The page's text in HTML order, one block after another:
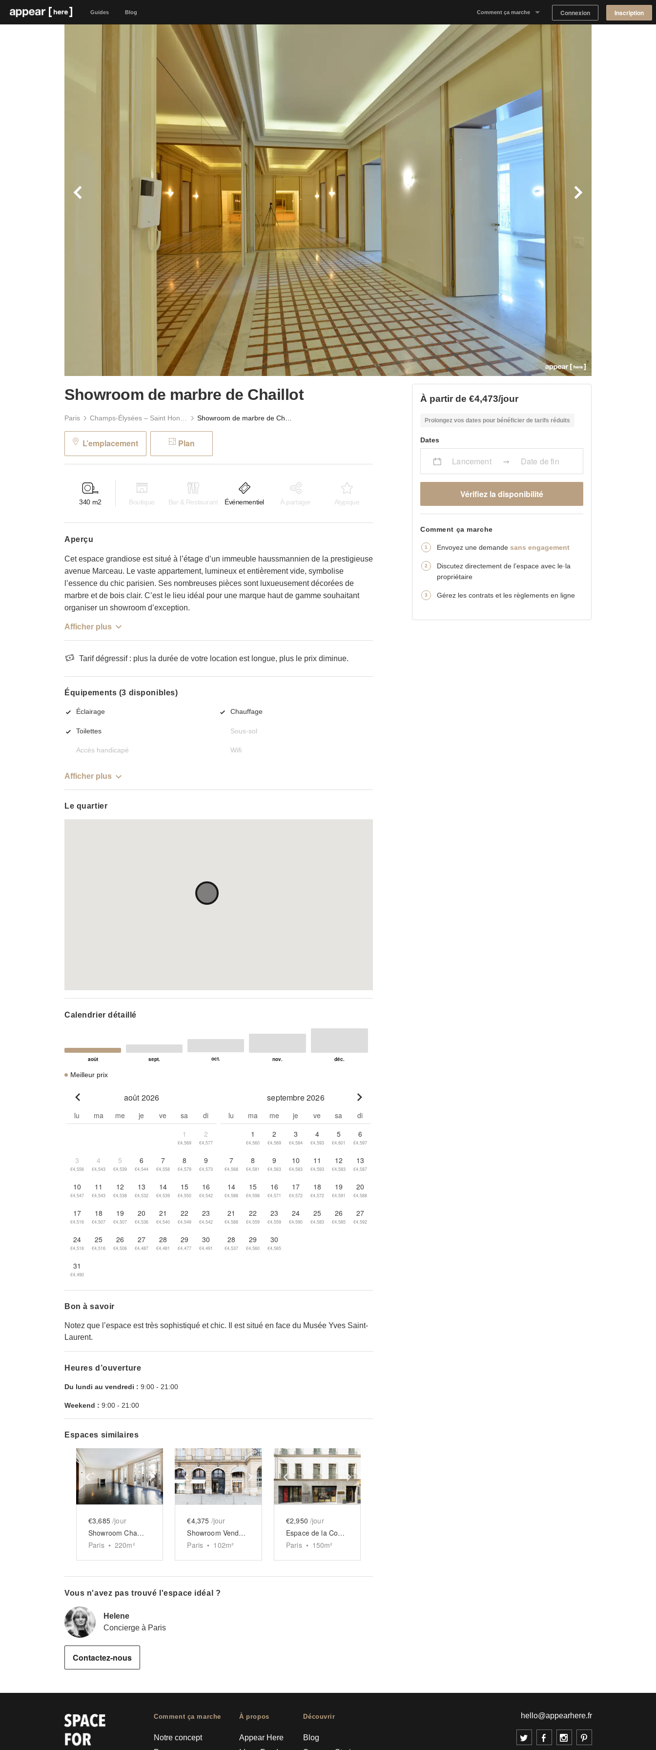
Guides Blog Comment ça marche
Notre concept
Tableau de Bord Propriétaire
Connexion Inscription
Showroom de marbre de Chaillot
Paris
L’emplacement Plan
340 m2 Boutique Bar & Restaurant Événementiel À partager Atypique
aperçu
Cet espace grandiose est situé à l’étage d’un immeuble haussmannien de la prestigieuse
avenue Marceau. Le vaste appartement, lumineux et entièrement vide, symbolise
l’essence du chic parisien. Ses nombreuses pièces sont luxueusement décorées de
marbre et de bois clair. C’est le lieu idéal pour une marque haut de gamme souhaitant
organiser un showroom d’exception.
Afficher plus
Tarif dégressif : plus la durée de votre location est longue, plus le prix diminue.
Équipements (3 disponibles)
Éclairage Chauffage
Toilettes Sous-sol
Accès handicapé Wifi
Afficher plus
Le quartier
Calendrier détaillé
Meilleur prix
août 2026
lu ma me je ve sa
di
1
€4,569
2
€4,577
3
€4,556
4
€4,543
5
€4,539
6
€4,544
7
€4,558
8
€4,579
9
€4,573
10
€4,547
11
€4,543
12
€4,538
13
€4,532
14
€4,539
15
€4,550
16
€4,542
17
€4,516
18
€4,507
19
€4,507
20
€4,536
21
€4,540
22
€4,549
23
€4,542
24
€4,516
25
€4,516
26
€4,506
27
€4,487
28
€4,481
29
€4,477
30
€4,491
31
€4,490
septembre 2026
lu ma me je ve sa
di
1
€4,560
2
€4,569
3
€4,584
4
€4,593
5
€4,601
6
€4,597
7
€4,568
8
€4,581
9
€4,563
10
€4,583
11
€4,593
12
€4,583
13
€4,587
14
€4,588
15
€4,598
16
€4,571
17
€4,572
18
€4,572
19
€4,591
20
€4,588
21
€4,588
22
€4,559
23
€4,559
24
€4,590
25
€4,583
26
€4,585
27
€4,592
28
€4,537
29
€4,560
30
€4,565
Bon à savoir
Notez que l’espace est très sophistiqué et chic. Il est situé en face du Musée Yves Saint-
Laurent.
Heures d’ouverture
Du lundi au vendredi : 9:00 - 21:00
Weekend : 9:00 - 21:00
Espaces similaires
Show previous slideShow next slide
€3,685 /jour
Showroom Champs Elysées
Paris • 220m²
Show previous slideShow next slide
€4,375 /jour
Showroom Vendôme
Paris • 102m²
Show previous slide
€2,950 /jour
Espace de la Comédie Française - Louvre
Paris • 150m²
Vous n'avez pas trouvé l'espace idéal ?
Helene
Concierge à Paris
Contactez-nous
À partir de €4,473/jour
Prolongez vos dates pour bénéficier de tarifs réduits
Dates
Lancement Date de fin
Vérifiez la disponibilité
Comment ça marche
Envoyez une demandesans engagement
Discutez directement de l’espace avec le·la
propriétaire
Gérez les contrats et les règlements en ligne
Comment ça marche
Notre concept
À propos
Appear Here
Découvrir
Blog
hello@appearhere.fr